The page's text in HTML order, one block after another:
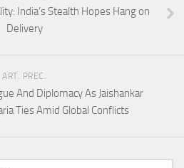
India’s Stealth Hopes Hang on
Delivery
ART. PREC.
And Diplomacy As Jaishankar
Ties Amid Global Conflicts